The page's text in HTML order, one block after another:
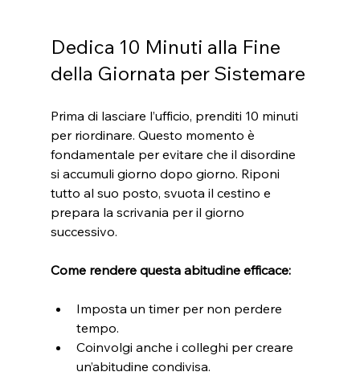
Dedica 10 Minuti alla Fine
della Giornata per Sistemare
Prima di lasciare l’ufficio, prenditi 10 minuti
per riordinare. Questo momento è
fondamentale per evitare che il disordine
si accumuli giorno dopo giorno. Riponi
tutto al suo posto, svuota il cestino e
prepara la scrivania per il giorno
successivo.
Come rendere questa abitudine efficace:
Imposta un timer per non perdere
tempo.
Coinvolgi anche i colleghi per creare
un’abitudine condivisa.